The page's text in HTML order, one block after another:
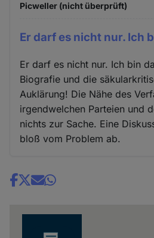
Picweller (nicht überprüft)
Er darf es nicht nur. Ich
Er darf es nicht nur. Ich bin
Biografie und die
Auklärung! Die Nähe des
irgendwelchen Parteien und
nichts zur Sache. Eine
bloß vom Problem ab.
Share